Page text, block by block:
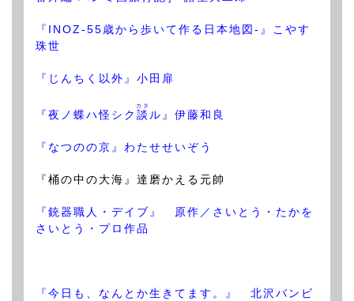
『INOZ-55歳から歩いて作る日本地図-』こやす
珠世
『じんちく以外』小田扉
『夜ノ蝶ハ怪シク 談
カタ
ル』伊藤和良
『なつのの京』わたせせいぞう
『桶の中の大海』達磨かえる元帥
『銃器職人・デイブ』 原作／さいとう・たかを
さいとう・プロ作品
『今日も、なんとか生きてます。』 北沢バンビ